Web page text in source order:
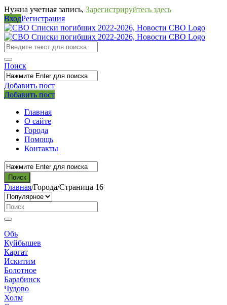
Нужна учетная запись, Зарегистрируйтесь здесь
ВходРегистрация
СВО
Списки
погибших
2022-
2026,
Новости
СВО
Поиск
Добавить пост
Мобильное
меню
Выйти
Добавить пост
Главная
О сайте
Города
Помощь
Контакты
Главная/Города/Страница 16
Обь
Куйбышев
Каргат
Искитим
Болотное
Барабинск
Чудово
Холм